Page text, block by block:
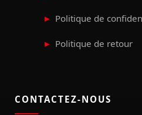
Politique de
Politique de retour
CONTACTEZ-NOUS